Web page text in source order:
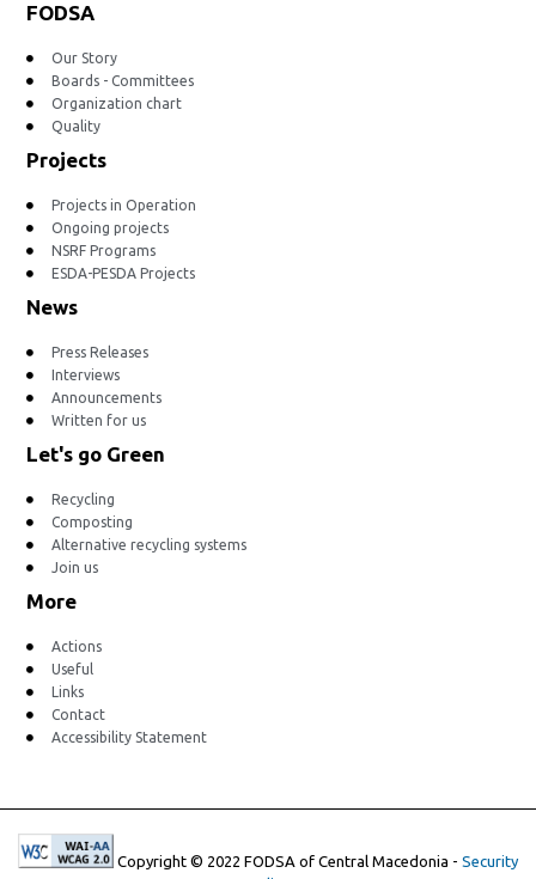
FODSA
Our Story
Boards - Committees
Organization chart
Quality
Projects
Projects in Operation
Ongoing projects
NSRF Programs
ESDA-PESDA Projects
News
Press Releases
Interviews
Announcements
Written for us
Let's go Green
Recycling
Composting
Alternative recycling systems
Join us
More
Actions
Useful
Links
Contact
Accessibility Statement
Copyright © 2022 FODSA of Central Macedonia - Security